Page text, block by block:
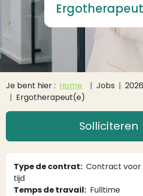
Kruimelpad
Je bent hier : Home Jobs
2026
Ergotherapeut(e)
Type de contrat Contract
tijd
Temps de travail
Fulltime
Solliciteren